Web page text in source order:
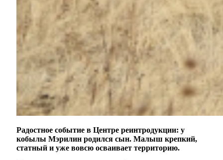
Радостное событие в Центре реинтродукции: у
кобылы Мэрилин родился сын. Малыш крепкий,
статный и уже вовсю осваивает территорию.